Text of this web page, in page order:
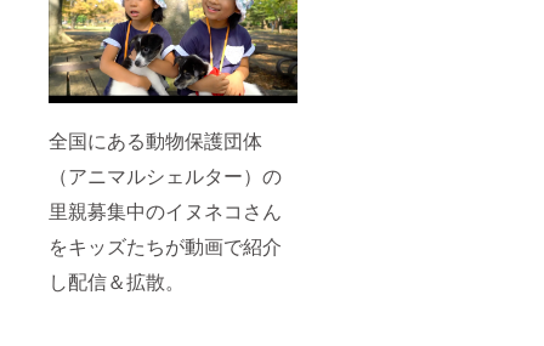
全国にある動物保護団体
（アニマルシェルター）の
里親募集中のイヌネコさん
をキッズたちが動画で紹介
し配信＆拡散。